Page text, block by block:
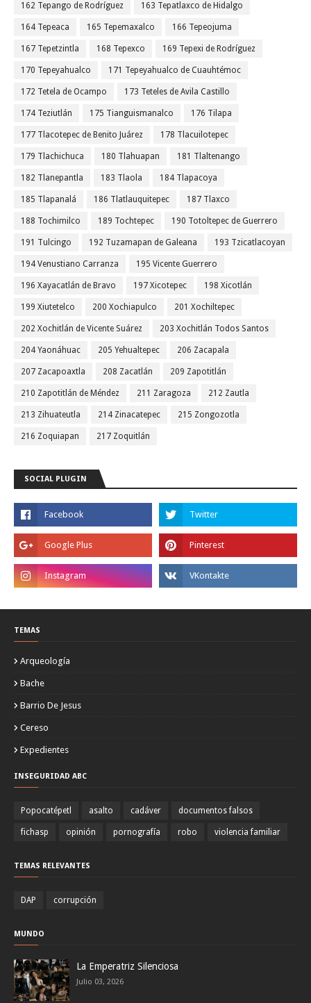
162 Tepango de Rodríguez 163 Tepatlaxco de Hidalgo
164 Tepeaca 165 Tepemaxalco 166 Tepeojuma
167 Tepetzintla 168 Tepexco 169 Tepexi de Rodríguez
170 Tepeyahualco 171 Tepeyahualco de Cuauhtémoc
172 Tetela de Ocampo 173 Teteles de Avila Castillo
174 Teziutlán 175 Tianguismanalco 176 Tilapa
177 Tlacotepec de Benito Juárez 178 Tlacuilotepec
179 Tlachichuca 180 Tlahuapan 181 Tlaltenango
182 Tlanepantla 183 Tlaola 184 Tlapacoya
185 Tlapanalá 186 Tlatlauquitepec 187 Tlaxco
188 Tochimilco 189 Tochtepec 190 Totoltepec de Guerrero
191 Tulcingo 192 Tuzamapan de Galeana 193 Tzicatlacoyan
194 Venustiano Carranza 195 Vicente Guerrero
196 Xayacatlán de Bravo 197 Xicotepec 198 Xicotlán
199 Xiutetelco 200 Xochiapulco 201 Xochiltepec
202 Xochitlán de Vicente Suárez 203 Xochitlán Todos Santos
204 Yaonáhuac 205 Yehualtepec 206 Zacapala
207 Zacapoaxtla 208 Zacatlán 209 Zapotitlán
210 Zapotitlán de Méndez 211 Zaragoza 212 Zautla
213 Zihuateutla 214 Zinacatepec 215 Zongozotla
216 Zoquiapan 217 Zoquitlán
SOCIAL PLUGIN
TEMAS
Arqueología
Bache
Barrio De Jesus
Cereso
Expedientes
INSEGURIDAD ABC
Popocatépetl asalto cadáver documentos falsos
fichasp opinión pornografía robo violencia familiar
TEMAS RELEVANTES
DAP corrupción
MUNDO
La Emperatriz Silenciosa
Julio 03, 2026